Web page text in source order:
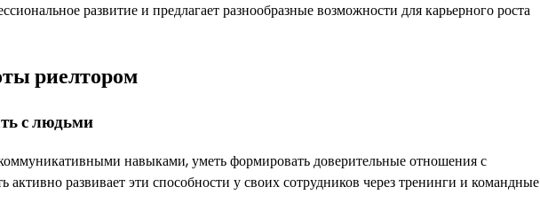
развитие и предлагает разнообразные возможности для карьерного роста
риелтором
с людьми
навыками, уметь формировать доверительные отношения с
развивает эти способности у своих сотрудников через тренинги и командные